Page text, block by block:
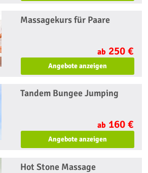
Massagekurs für Paare
ab 250 €
Angebote anzeigen
Tandem Bungee Jumping
ab 160 €
Angebote anzeigen
Hot Stone Massage